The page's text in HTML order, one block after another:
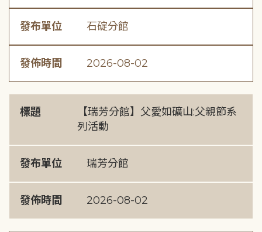
發布單位 石碇分館
發佈時間 2026-08-02
標題
【瑞芳分館】父愛如礦山:父親節系
列活動
發布單位 瑞芳分館
發佈時間 2026-08-02